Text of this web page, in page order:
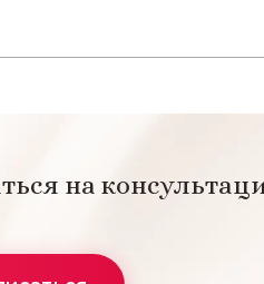
на